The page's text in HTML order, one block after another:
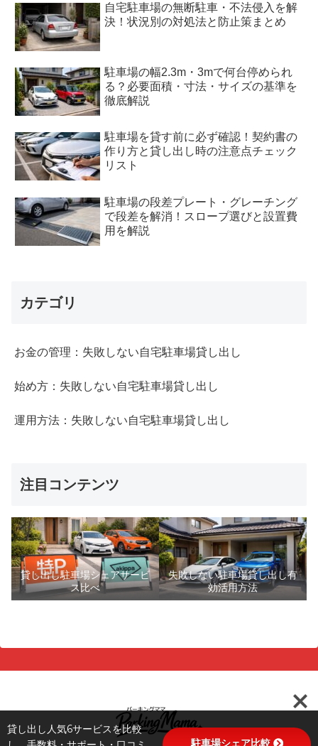
自宅駐車場の無断駐車・不法侵入を解
決！状況別の対処法と防止策まとめ
駐車場の幅2.3m・3mで何台停められ
る？必要面積・寸法・サイズの基準を
徹底解説
駐車場を貸す前に必ず確認！契約書の
作り方と貸し出し時の注意点チェック
リスト
駐車場の段差プレート・グレーチング
で段差を解消！スロープ選びと設置費
用を解説
カテゴリ
お金の管理：失敗しない自宅駐車場貸し出し
始め方：失敗しない自宅駐車場貸し出し
運用方法：失敗しない自宅駐車場貸し出し
注目コンテンツ
貸し出し駐車場シェアサービ
ス比べ
失敗しない駐車場貸し出し有
効活用方法
貸し出し人気6サービスを比較
駐車場シェア比較